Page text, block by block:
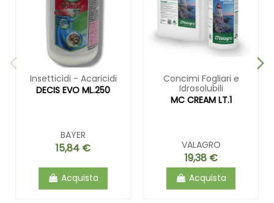
Insetticidi - Acaricidi
DECIS EVO ML.250
BAYER
15,84 €
Acquista
Concimi Fogliari e
Idrosolubili
MC CREAM LT.1
VALAGRO
19,38 €
Acquista